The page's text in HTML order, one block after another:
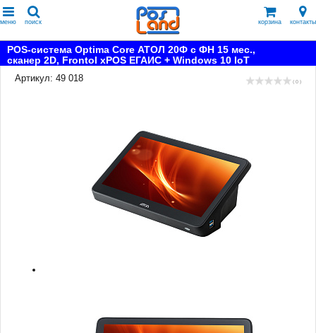
меню поиск корзина контакты
POS-система Optima Core АТОЛ 20Ф с ФН 15 мес.,
сканер 2D, Frontol xPOS ЕГАИС + Windows 10 IoT
Артикул: 49 018
( 0 )